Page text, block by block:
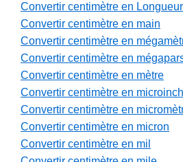
Convertir centimètre en
Convertir centimètre en main
Convertir centimètre en
Convertir centimètre en
Convertir centimètre en mètre
Convertir centimètre en microinch
Convertir centimètre en
Convertir centimètre en micron
Convertir centimètre en mil